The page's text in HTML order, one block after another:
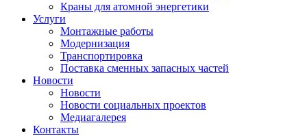
Краны для атомной энергетики
Услуги
Монтажные работы
Модернизация
Транспортировка
Поставка сменных запасных частей
Новости
Новости
Новости социальных проектов
Медиагалерея
Контакты